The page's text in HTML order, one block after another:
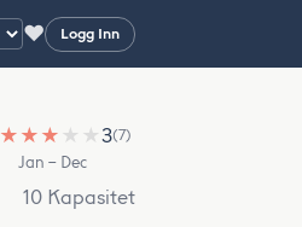
♥ Logg Inn
★ ★ ★ ★ ★3(7)
Jan – Dec
10 Kapasitet